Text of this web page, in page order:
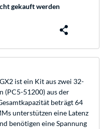
gekauft werden
ist ein Kit aus zwei 32-
(PC5-51200) aus der
beträgt 64
unterstützen eine Latenz
benötigen eine Spannung